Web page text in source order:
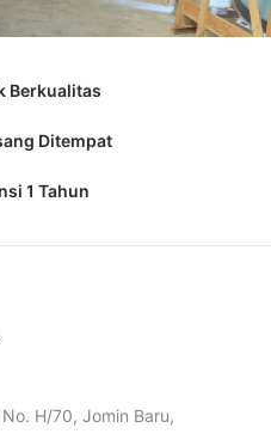
Berkualitas
Ditempat
1 Tahun
H/70, Jomin Baru,